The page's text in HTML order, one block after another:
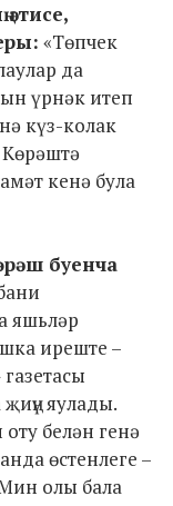
«Төпчек
да
үрнәк итеп
күз-колак
кенә була
буенча
яшьләр
иреште –
яулады.
белән генә
өстенлеге –
олы бала